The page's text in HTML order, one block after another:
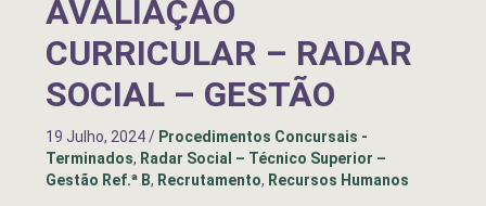
AVALIAÇÃO
CURRICULAR – RADAR
SOCIAL – GESTÃO
19 Julho, 2024/ Procedimentos Concursais -
Terminados, Radar Social – Técnico Superior –
Gestão Ref.ª B, Recrutamento, Recursos Humanos